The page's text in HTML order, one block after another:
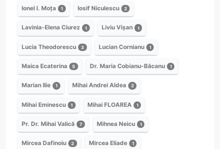
Ionel I. Moța 1 Iosif Niculescu 2
Lavinia-Elena Ciurez 1 Liviu Vișan 1
Lucia Theodorescu 3 Lucian Cornianu 1
Maica Ecaterina 5 Dr. Maria Cobianu-Băcanu 1
Marian Ilie 1 Mihai Andrei Aldea 2
Mihai Eminescu 1 Mihai FLOAREA 1
Pr. Dr. Mihai Valică 7 Mihnea Neicu 1
Mircea Dafinoiu 2 Mircea Eliade 1